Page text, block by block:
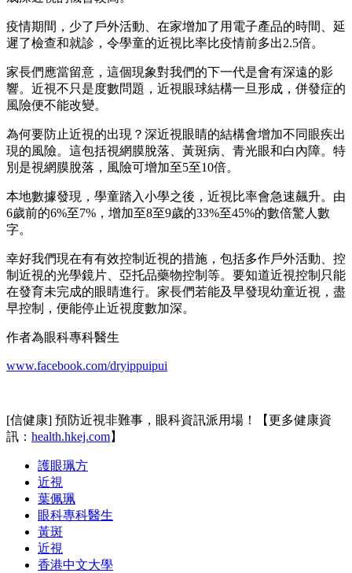
疫情期間，少了戶外活動、在家增加了用電子產品的時間、延
遲了檢查和就診，令學童的近視比率比疫情前多出2.5倍。
家長們應當留意，這個現象對我們的下一代是會有深遠的影
響。近視不只是度數問題，近視眼球結構一旦形成，併發症的
風險便不能改變。
為何要防止近視的出現？深近視眼睛的結構會增加不同眼疾出
現的風險。這包括視網膜脫落、黃斑病、青光眼和白內障。特
別是視網膜脫落，風險可增加至5至10倍。
本地數據發現，學童踏入小學之後，近視比率會急速飆升。由
6歲前的6%至7%，增加至8至9歲的33%至45%的數倍驚人數
字。
幸好我們現在有有效控制近視的措施，包括多作戶外活動、控
制近視的光學鏡片、亞托品藥物控制等。要知道近視控制只能
在發育未完成的眼睛進行。家長們若能及早發現幼童近視，盡
早控制，便能停止近視度數加深。
作者為眼科專科醫生
www.facebook.com/dryippuipui
[信健康] 預防近視非難事，眼科資訊派用場！【更多健康資
訊： health.hkej.com】
護眼珮方
近視
葉佩珮
眼科專科醫生
黃斑
近視
香港中文大學